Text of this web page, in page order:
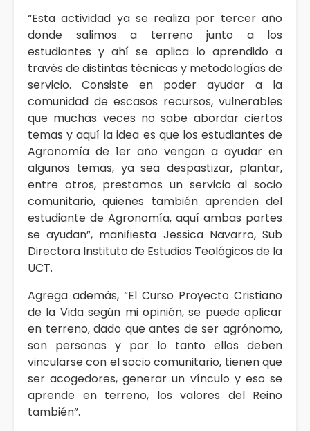
“Esta actividad ya se realiza por tercer año
donde salimos a terreno junto a los
estudiantes y ahí se aplica lo aprendido a
través de distintas técnicas y metodologías de
servicio. Consiste en poder ayudar a la
comunidad de escasos recursos, vulnerables
que muchas veces no sabe abordar ciertos
temas y aquí la idea es que los estudiantes de
Agronomía de 1er año vengan a ayudar en
algunos temas, ya sea despastizar, plantar,
entre otros, prestamos un servicio al socio
comunitario, quienes también aprenden del
estudiante de Agronomía, aquí ambas partes
se ayudan”, manifiesta Jessica Navarro, Sub
Directora Instituto de Estudios Teológicos de la
UCT.
Agrega además, “El Curso Proyecto Cristiano
de la Vida según mi opinión, se puede aplicar
en terreno, dado que antes de ser agrónomo,
son personas y por lo tanto ellos deben
vincularse con el socio comunitario, tienen que
ser acogedores, generar un vínculo y eso se
aprende en terreno, los valores del Reino
también”.